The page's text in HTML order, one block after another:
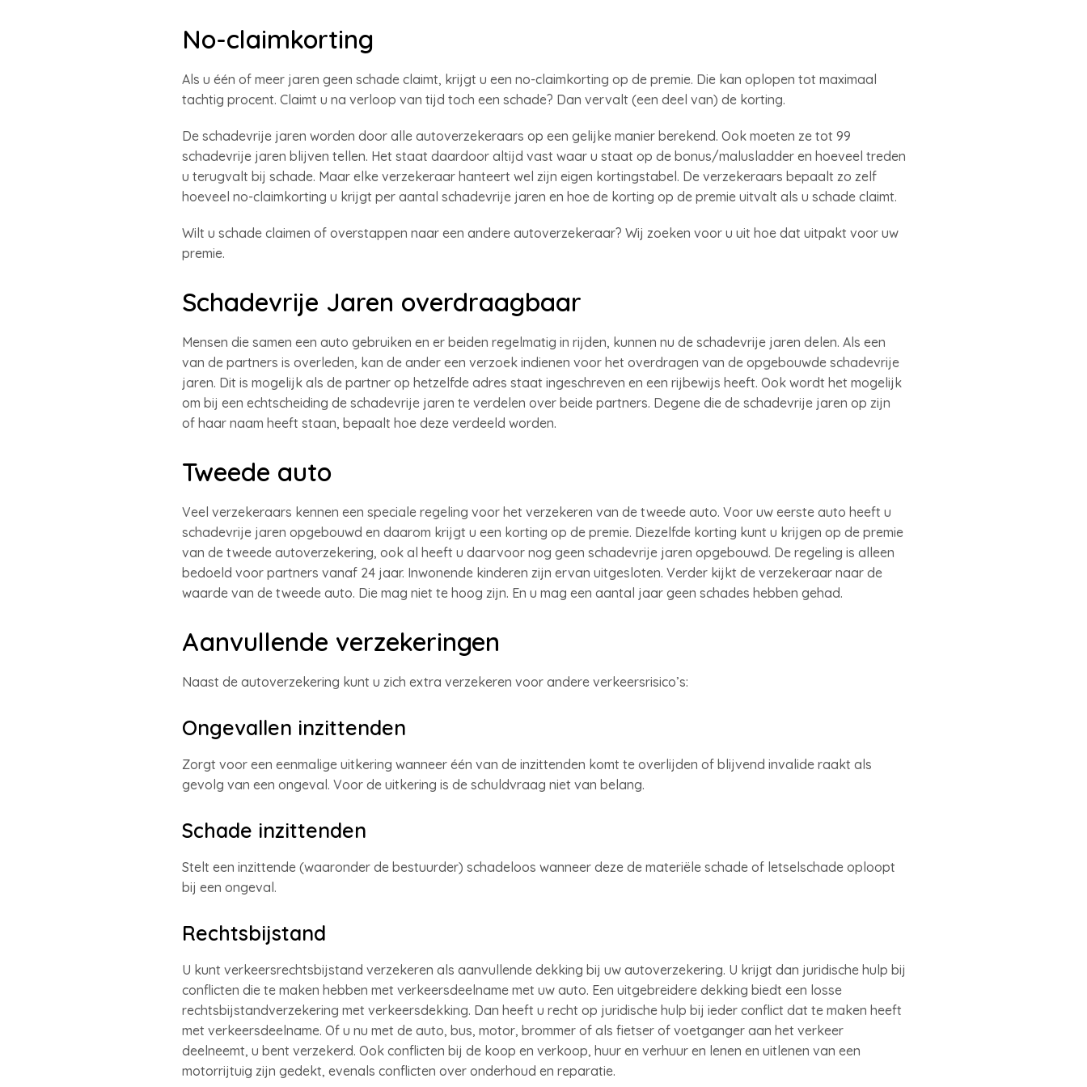
No-claimkorting
Als u één of meer jaren geen schade claimt, krijgt u een no-claimkorting op de premie. Die kan oplopen tot maximaal
tachtig procent. Claimt u na verloop van tijd toch een schade? Dan vervalt (een deel van) de korting.
De schadevrije jaren worden door alle autoverzekeraars op een gelijke manier berekend. Ook moeten ze tot 99
schadevrije jaren blijven tellen. Het staat daardoor altijd vast waar u staat op de bonus/malusladder en hoeveel treden
u terugvalt bij schade. Maar elke verzekeraar hanteert wel zijn eigen kortingstabel. De verzekeraars bepaalt zo zelf
hoeveel no-claimkorting u krijgt per aantal schadevrije jaren en hoe de korting op de premie uitvalt als u schade claimt.
Wilt u schade claimen of overstappen naar een andere autoverzekeraar? Wij zoeken voor u uit hoe dat uitpakt voor uw
premie.
Schadevrije Jaren overdraagbaar
Mensen die samen een auto gebruiken en er beiden regelmatig in rijden, kunnen nu de schadevrije jaren delen. Als een
van de partners is overleden, kan de ander een verzoek indienen voor het overdragen van de opgebouwde schadevrije
jaren. Dit is mogelijk als de partner op hetzelfde adres staat ingeschreven en een rijbewijs heeft. Ook wordt het mogelijk
om bij een echtscheiding de schadevrije jaren te verdelen over beide partners. Degene die de schadevrije jaren op zijn
of haar naam heeft staan, bepaalt hoe deze verdeeld worden.
Tweede auto
Veel verzekeraars kennen een speciale regeling voor het verzekeren van de tweede auto. Voor uw eerste auto heeft u
schadevrije jaren opgebouwd en daarom krijgt u een korting op de premie. Diezelfde korting kunt u krijgen op de premie
van de tweede autoverzekering, ook al heeft u daarvoor nog geen schadevrije jaren opgebouwd. De regeling is alleen
bedoeld voor partners vanaf 24 jaar. Inwonende kinderen zijn ervan uitgesloten. Verder kijkt de verzekeraar naar de
waarde van de tweede auto. Die mag niet te hoog zijn. En u mag een aantal jaar geen schades hebben gehad.
Aanvullende verzekeringen
Naast de autoverzekering kunt u zich extra verzekeren voor andere verkeersrisico’s:
Ongevallen inzittenden
Zorgt voor een eenmalige uitkering wanneer één van de inzittenden komt te overlijden of blijvend invalide raakt als
gevolg van een ongeval. Voor de uitkering is de schuldvraag niet van belang.
Schade inzittenden
Stelt een inzittende (waaronder de bestuurder) schadeloos wanneer deze de materiële schade of letselschade oploopt
bij een ongeval.
Rechtsbijstand
U kunt verkeersrechtsbijstand verzekeren als aanvullende dekking bij uw autoverzekering. U krijgt dan juridische hulp bij
conflicten die te maken hebben met verkeersdeelname met uw auto. Een uitgebreidere dekking biedt een losse
rechtsbijstandverzekering met verkeersdekking. Dan heeft u recht op juridische hulp bij ieder conflict dat te maken heeft
met verkeersdeelname. Of u nu met de auto, bus, motor, brommer of als fietser of voetganger aan het verkeer
deelneemt, u bent verzekerd. Ook conflicten bij de koop en verkoop, huur en verhuur en lenen en uitlenen van een
motorrijtuig zijn gedekt, evenals conflicten over onderhoud en reparatie.